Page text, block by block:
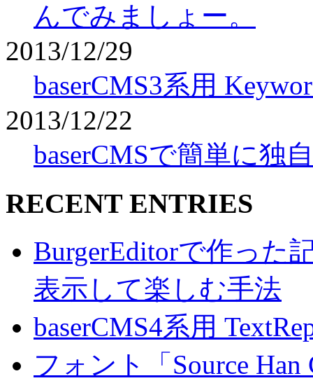
んでみましょー。
2013/12/29
baserCMS3系用
2013/12/22
baserCMSで簡単に独
RECENT ENTRIES
BurgerEditorで作った
表示して楽しむ手法
baserCMS4系用
フォント「Source